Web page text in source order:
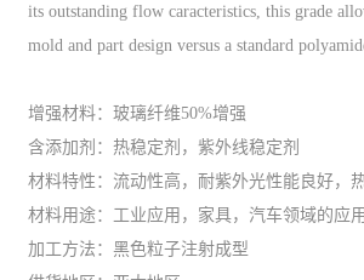
its outstanding flow caracteristics, this grade
mold and part design versus a standard
增强材料：玻璃纤维50%增强
含添加剂：热稳定剂，紫外线稳定剂
材料特性：流动性高，耐紫外光性能良好，
材料用途：工业应用，家具，汽车领域的应用
加工方法：黑色粒子注射成型